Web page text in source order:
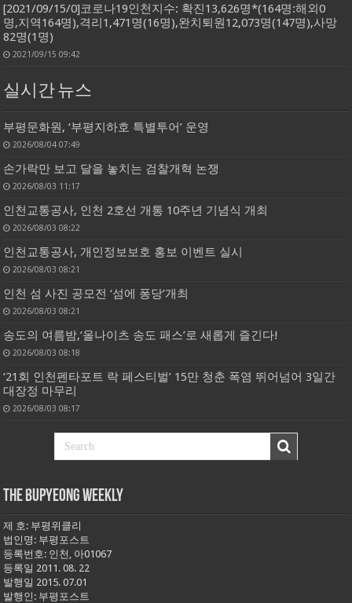
[2021/09/15/0]코로나19인천지수: 확진13,626명*(164명:해외0
명,지역164명),격리1,471명(16명),완치퇴원12,073명(147명),사망
82명(1명)
2021/09/15 09:42
실시간 뉴스
부평문화원, ‘부평지하호 특별투어’ 운영
2026/08/04 07:49
손가락만 보고 달을 놓치는 검찰개혁 논쟁
2026/08/03 11:17
인천교통공사, 인천 2호선 개통 10주년 기념식 개최
2026/08/03 08:22
인천교통공사, 개인정보보호 홍보 이벤트 실시
2026/08/03 08:21
인천 섬 사진 공모전 ‘섬에 퐁당’개최
2026/08/03 08:21
송도의 여름밤,‘올나이츠 송도 패스’로 새롭게 즐긴다!
2026/08/03 08:18
‘21회 인천펜타포트 락 페스티벌’ 15만 청춘 폭염 뛰어넘어 3일간
대장정 마무리
2026/08/03 08:17
THE BUPYEONG WEEKLY
제 호: 부평위클리
법인명: 부평포스트
등록번호: 인천, 아01067
등록일 2011. 08. 22
발행일 2015. 07.01
발행인: 부평포스트